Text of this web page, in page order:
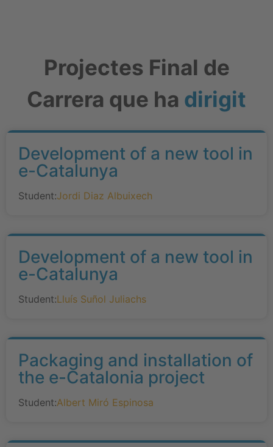
Projectes Final de
Carrera que ha dirigit
Development of a new tool in
e-Catalunya
Student:Jordi Diaz Albuixech
Development of a new tool in
e-Catalunya
Student:Lluís Suñol Juliachs
Packaging and installation of
the e-Catalonia project
Student:Albert Miró Espinosa